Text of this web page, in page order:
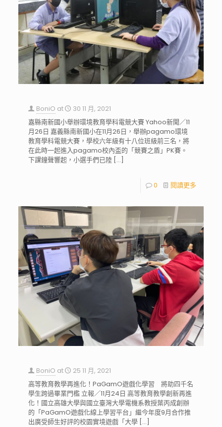
BoniO at
30 11 月, 2021
嘉縣南新國小舉辦環境教育學科電競大賽 Yahoo新聞／11
月26日 嘉義縣南新國小在11月26日，舉辦pagamo環境
教育學科電競大賽，學校六年級有十八位班級前三名，將
在此時一起進入pagamo校內盃的「競賽之盾」PK賽。
下課鐘聲響起，小選手們已陸[…]
0 閱讀更多
BoniO at
25 11 月, 2021
高等教育教學再進化！PaGamO遊戲化學習 將助四千名
學生跨過畢業門檻 立報／11月24日 高等教育教學創新再進
化！國立高雄大學與國立臺灣大學電機系教授葉丙成創辦
的「PaGamO遊戲化線上學習平台」繼今年度9月合作推
出廣受師生好評的校園實境遊戲「大學[…]